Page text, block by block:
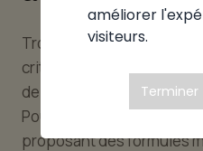
Trouver la bonne
critères : l'occasion et
de la journée, correspond
Pour un déjeuner rapide,
proposant des formules
améliorer
visiteurs.
Terminer